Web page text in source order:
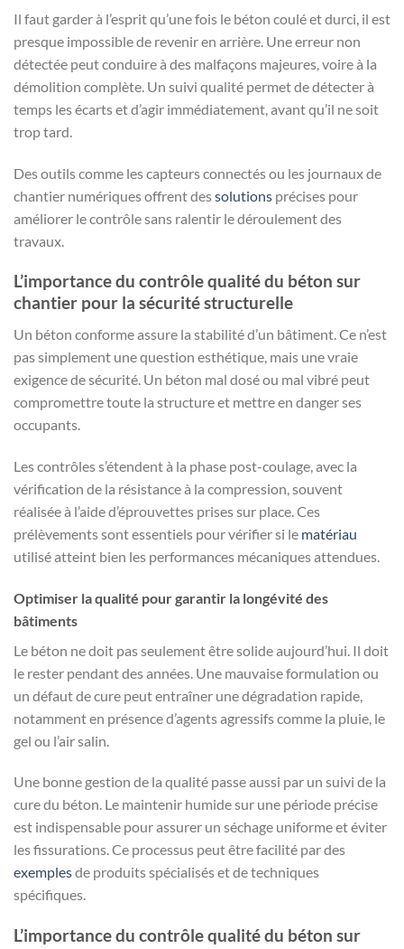
Il faut garder à l’esprit qu’une fois le béton coulé et durci, il est
presque impossible de revenir en arrière. Une erreur non
détectée peut conduire à des malfaçons majeures, voire à la
démolition complète. Un suivi qualité permet de détecter à
temps les écarts et d’agir immédiatement, avant qu’il ne soit
trop tard.
Des outils comme les capteurs connectés ou les journaux de
chantier numériques offrent dessolutions précises pour
améliorer le contrôle sans ralentir le déroulement des
travaux.
L’importance du contrôle qualité du béton sur
chantier pour la sécurité structurelle
Un béton conforme assure la stabilité d’un bâtiment. Ce n’est
pas simplement une question esthétique, mais une vraie
exigence de sécurité. Un béton mal dosé ou mal vibré peut
compromettre toute la structure et mettre en danger ses
occupants.
Les contrôles s’étendent à la phase post-coulage, avec la
vérification de la résistance à la compression, souvent
réalisée à l’aide d’éprouvettes prises sur place. Ces
prélèvements sont essentiels pour vérifier si le matériau
utilisé atteint bien les performances mécaniques attendues.
Optimiser la qualité pour garantir la longévité des
bâtiments
Le béton ne doit pas seulement être solide aujourd’hui. Il doit
le rester pendant des années. Une mauvaise formulation ou
un défaut de cure peut entraîner une dégradation rapide,
notamment en présence d’agents agressifs comme la pluie, le
gel ou l’air salin.
Une bonne gestion de la qualité passe aussi par un suivi de la
cure du béton. Le maintenir humide sur une période précise
est indispensable pour assurer un séchage uniforme et éviter
les fissurations. Ce processus peut être facilité par des
exemplesde produits spécialisés et de techniques
spécifiques.
L’importance du contrôle qualité du béton sur